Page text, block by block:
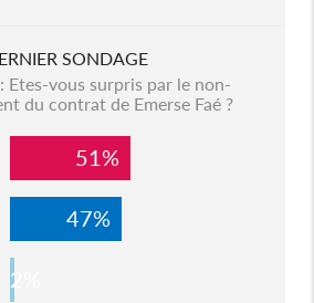
SONDAGE
Etes-vous surpris par le non-
du contrat de Emerse Faé ?
51%
47%
2%